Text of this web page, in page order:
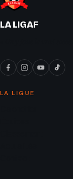
LA LIGAF
LA LIGUE